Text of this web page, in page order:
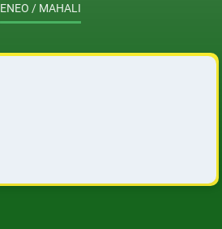
ENEO / MAHALI